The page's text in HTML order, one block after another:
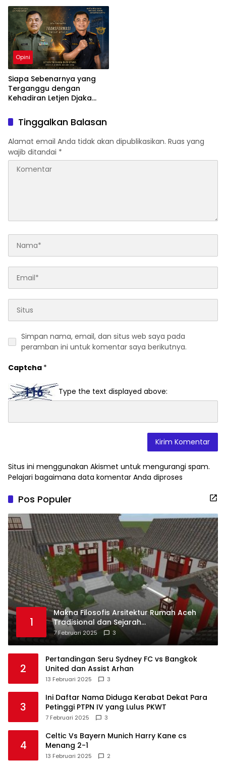
Opini
Siapa Sebenarnya yang
Terganggu dengan
Kehadiran Letjen Djaka
sebagai Dirjen Bea Cukai?
Tinggalkan Balasan
Alamat email Anda tidak akan dipublikasikan. Ruas yang
wajib ditandai *
Simpan nama, email, dan situs web saya pada
peramban ini untuk komentar saya berikutnya.
Captcha *
Type the text displayed above:
Situs ini menggunakan Akismet untuk mengurangi spam.
Pelajari bagaimana data komentar Anda diproses
Pos Populer
1
Makna Filosofis Arsitektur Rumah Aceh
Tradisional dan Sejarah
Perkembangannya
7 Februari 2025 3
2
Pertandingan Seru Sydney FC vs Bangkok
United dan Assist Arhan
13 Februari 2025 3
3
Ini Daftar Nama Diduga Kerabat Dekat Para
Petinggi PTPN IV yang Lulus PKWT
7 Februari 2025 3
4
Celtic Vs Bayern Munich Harry Kane cs
Menang 2-1
13 Februari 2025 2